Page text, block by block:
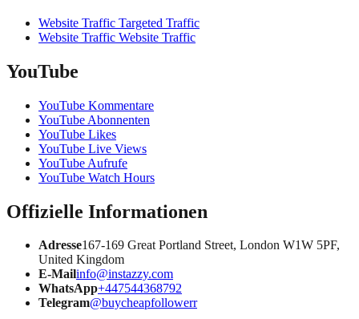
Website Traffic Targeted Traffic
Website Traffic Website Traffic
YouTube
YouTube Kommentare
YouTube Abonnenten
YouTube Likes
YouTube Live Views
YouTube Aufrufe
YouTube Watch Hours
Offizielle Informationen
Adresse167-169 Great Portland Street, London W1W 5PF,
United Kingdom
E-Mailinfo@instazzy.com
WhatsApp+447544368792
Telegram@buycheapfollowerr